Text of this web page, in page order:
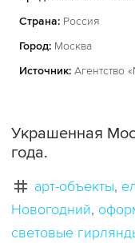
Страна: Россия
Город: Москва
Источник: Агентство
Украшенная
года.
арт-объекты
Новогодний
световые